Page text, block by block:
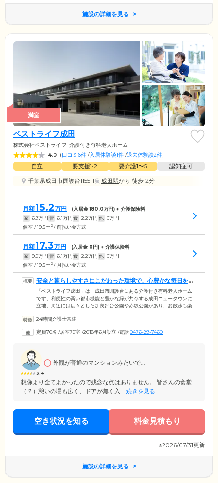
施設の詳細を見る
満室
ベストライフ成田
株式会社ベストライフ 介護付き有料老人ホーム
4.0 (口コミ6件 /入居体験談1件 /退去体験談2件)
自立 要支援1•2 要介護1〜5
認知症可
千葉県成田市囲護台1155-1
成田駅から 徒歩12分
月額15.2 万円 (入居金180.0万円) + 介護保険料
家 6.9万円 管 6.1万円 食 2.2万円 他 0万円
個室 / 19.5m2 / 前払い金方式
月額17.3 万円 (入居金 0円) + 介護保険料
家 9.0万円 管 6.1万円 食 2.2万円 他 0万円
個室 / 19.5m2 / 月払い金方式
安全と暮らしやすさにこだわった環境で、心豊かな毎日をお
楽しみください
「ベストライフ成田」は、成田市囲護台にある介護付き有料老人ホーム
です。利便性の高い都市機能と豊かな緑が共存する成田ニュータウンに
立地。周辺には広々とした加良部台公園や赤坂公園があり、お散歩も楽
たバリアフリー設計を採用。開放的なダイニングやエントランス、自分
スペースなど、共用設備も充実しています。気の赴くままお好きな場所
24時間介護士常駐
定員70名 /居室70室 /2018年6月設立 /電話0476-29-7460
3.4
外観が普通のマンションみたいで...
想像より全てよかったので残念な点はありません。 皆さんの食堂
（？）憩いの場も広く、ドアが無く入... 続きを見る
空き状況を知る 料金見積もり
※2026/07/31更新
施設の詳細を見る